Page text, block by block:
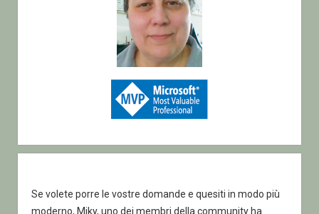
Se volete porre le vostre domande e quesiti in modo più
moderno, Miky, uno dei membri della community ha